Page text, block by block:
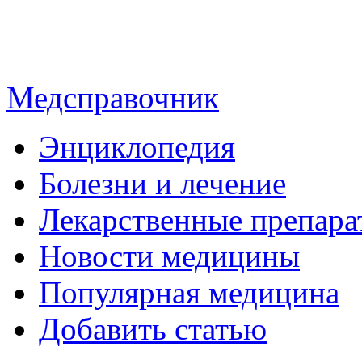
Медсправочник
Энциклопедия
Болезни и лечение
Лекарственные
Новости медицины
Популярная медицина
Добавить статью